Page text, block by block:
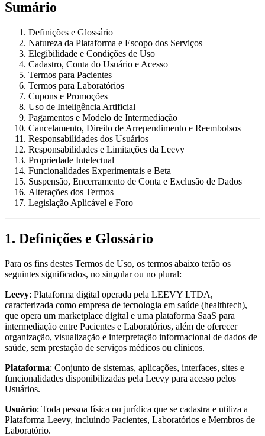
Sumário
Definições e Glossário
Natureza da Plataforma e Escopo dos Serviços
Elegibilidade e Condições de Uso
Cadastro, Conta do Usuário e Acesso
Termos para Pacientes
Termos para Laboratórios
Cupons e Promoções
Uso de Inteligência Artificial
Pagamentos e Modelo de Intermediação
Cancelamento, Direito de Arrependimento e Reembolsos
Responsabilidades dos Usuários
Responsabilidades e Limitações da Leevy
Propriedade Intelectual
Funcionalidades Experimentais e Beta
Suspensão, Encerramento de Conta e Exclusão de Dados
Alterações dos Termos
Legislação Aplicável e Foro
1. Definições e Glossário
Para os fins destes Termos de Uso, os termos abaixo terão os
seguintes significados, no singular ou no plural:
Leevy: Plataforma digital operada pela LEEVY LTDA,
caracterizada como empresa de tecnologia em saúde (healthtech),
que opera um marketplace digital e uma plataforma SaaS para
intermediação entre Pacientes e Laboratórios, além de oferecer
organização, visualização e interpretação informacional de dados de
saúde, sem prestação de serviços médicos ou clínicos.
Plataforma: Conjunto de sistemas, aplicações, interfaces, sites e
funcionalidades disponibilizadas pela Leevy para acesso pelos
Usuários.
Usuário: Toda pessoa física ou jurídica que se cadastra e utiliza a
Plataforma Leevy, incluindo Pacientes, Laboratórios e Membros de
Laboratório.